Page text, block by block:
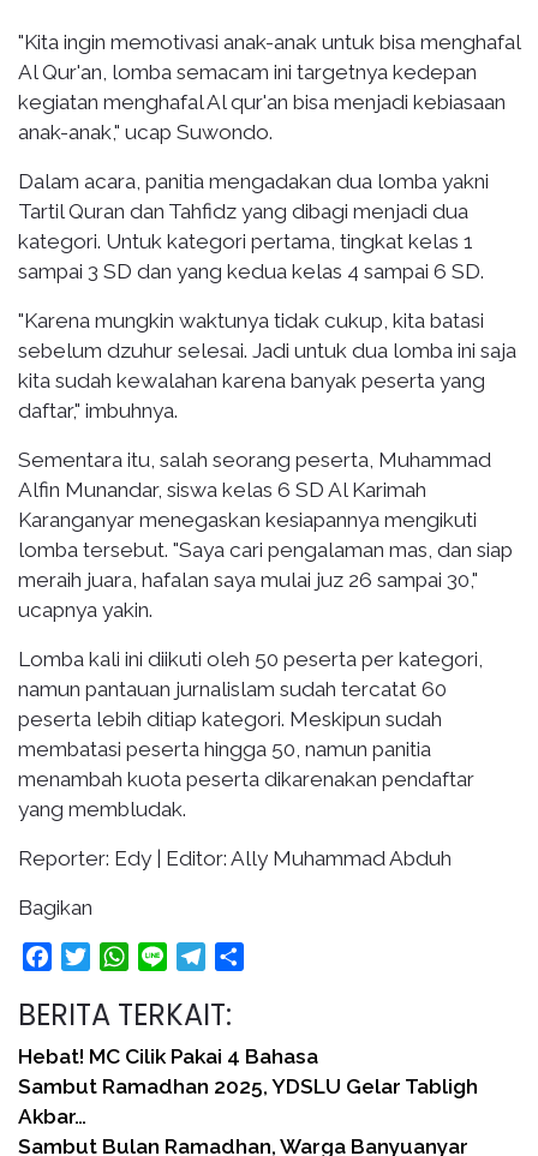
"Kita ingin memotivasi anak-anak untuk bisa menghafal
Al Qur'an, lomba semacam ini targetnya kedepan
kegiatan menghafal Al qur'an bisa menjadi kebiasaan
anak-anak," ucap Suwondo.
Dalam acara, panitia mengadakan dua lomba yakni
Tartil Quran dan Tahfidz yang dibagi menjadi dua
kategori. Untuk kategori pertama, tingkat kelas 1
sampai 3 SD dan yang kedua kelas 4 sampai 6 SD.
"Karena mungkin waktunya tidak cukup, kita batasi
sebelum dzuhur selesai. Jadi untuk dua lomba ini saja
kita sudah kewalahan karena banyak peserta yang
daftar," imbuhnya.
Sementara itu, salah seorang peserta, Muhammad
Alfin Munandar, siswa kelas 6 SD Al Karimah
Karanganyar menegaskan kesiapannya mengikuti
lomba tersebut. "Saya cari pengalaman mas, dan siap
meraih juara, hafalan saya mulai juz 26 sampai 30,"
ucapnya yakin.
Lomba kali ini diikuti oleh 50 peserta per kategori,
namun pantauan jurnalislam sudah tercatat 60
peserta lebih ditiap kategori. Meskipun sudah
membatasi peserta hingga 50, namun panitia
menambah kuota peserta dikarenakan pendaftar
yang membludak.
Reporter: Edy | Editor: Ally Muhammad Abduh
Bagikan
FacebookTwitterWhatsApp
Line Telegram
BERITA TERKAIT:
Hebat! MC Cilik Pakai 4 Bahasa
Sambut Ramadhan 2025, YDSLU Gelar Tabligh
Akbar…
Sambut Bulan Ramadhan, Warga Banyuanyar